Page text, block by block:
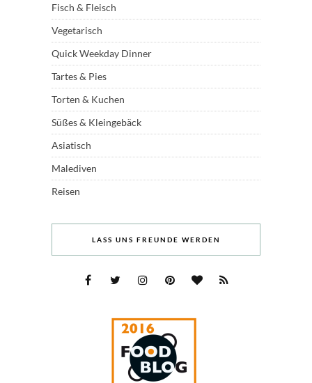
Fisch & Fleisch
Vegetarisch
Quick Weekday Dinner
Tartes & Pies
Torten & Kuchen
Süßes & Kleingebäck
Asiatisch
Malediven
Reisen
LASS UNS FREUNDE WERDEN